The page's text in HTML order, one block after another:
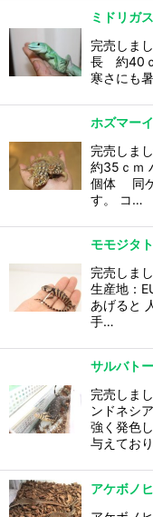
ミドリガ
完売しま
長 約40ｃ
寒さにも
ホズマ
完売しま
約35ｃｍ
個体 同ゲ
す。 コ…
モモジタ
完売しま
生産地：
あげると
手…
サルバト
完売しま
ンドネシ
強く発色
与えており
アケボノ